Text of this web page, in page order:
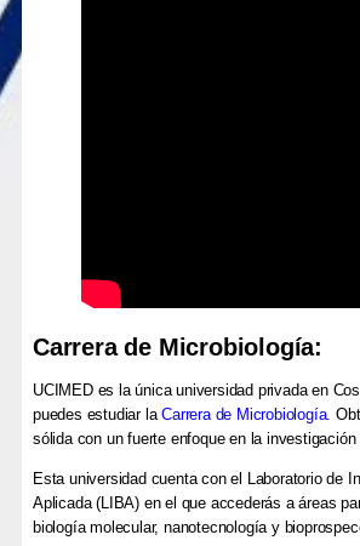
Carrera de Microbiología:
UCIMED es la única universidad privada en
puedes estudiar laCarrera de Microbiología.
sólida con un fuerte enfoque en la
Esta universidad cuenta con el Laboratorio de
Aplicada (LIBA) en el que accederás a áreas
biología molecular, nanotecnología y